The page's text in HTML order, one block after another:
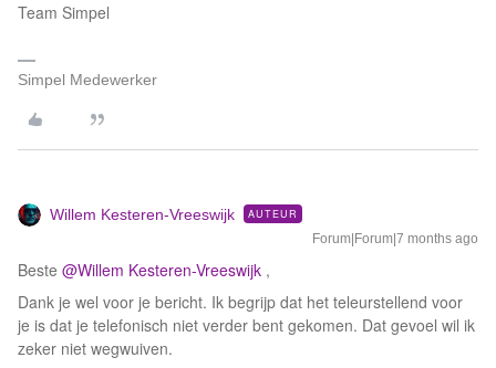
Team Simpel
Simpel Medewerker
Willem Kesteren-Vreeswijk AUTEUR
Forum|Forum|7 months ago
Beste ​ @Willem Kesteren-Vreeswijk ,
Dank je wel voor je bericht. Ik begrijp dat het teleurstellend voor
je is dat je telefonisch niet verder bent gekomen. Dat gevoel wil ik
zeker niet wegwuiven.